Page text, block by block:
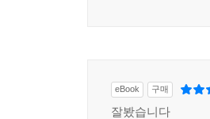
eBook 구매
잘봤습니다